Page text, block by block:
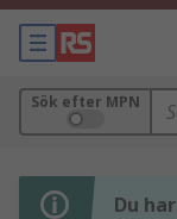
Sök efter MPN
Du